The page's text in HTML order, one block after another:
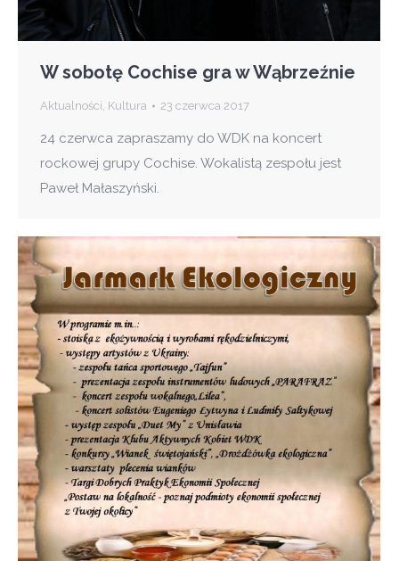
W sobotę Cochise gra w Wąbrzeźnie
Aktualności, Kultura 23 czerwca 2017
24 czerwca zapraszamy do WDK na koncert
rockowej grupy Cochise. Wokalistą zespołu jest
Paweł Małaszyński.